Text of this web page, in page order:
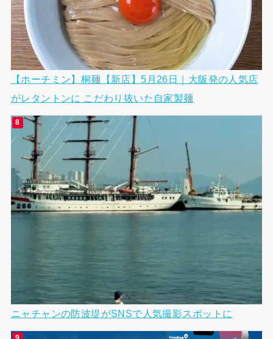
【ホーチミン】桐麺【新店】5月26日｜大阪発の人気店
がレタントンに こだわり抜いた自家製麺
ニャチャンの防波堤がSNSで人気撮影スポットに